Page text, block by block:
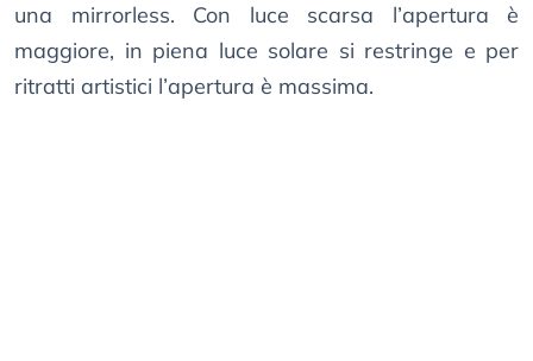
una mirrorless. Con luce scarsa l’apertura è
maggiore, in piena luce solare si restringe e per
ritratti artistici l’apertura è massima.